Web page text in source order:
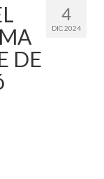
4
DIC 2024
DE